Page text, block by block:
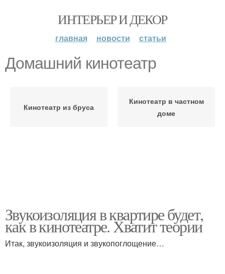
ИНТЕРЬЕР И ДЕКОР
главная новости статьи
Домашний кинотеатр
Кинотеатр из бруса
Кинотеатр в частном
доме
Звукоизоляция в квартире будет,
как в кинотеатре. Хватит теории
Итак, звукоизоляция и звукопоглощение…